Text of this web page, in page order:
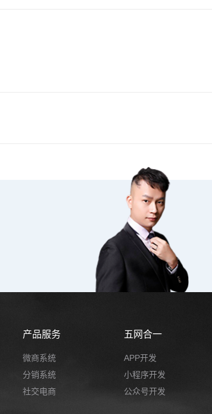
产品服务
微商系统
分销系统
社交电商
五网合一
APP开发
小程序开发
公众号开发